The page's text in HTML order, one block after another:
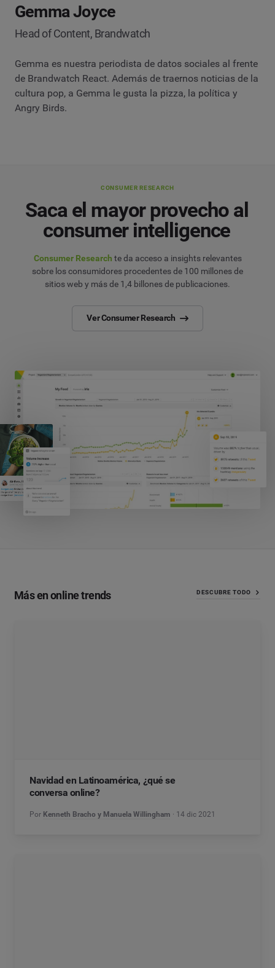
Gemma Joyce
Head of Content, Brandwatch
Gemma es nuestra periodista de datos sociales al frente
de Brandwatch React. Además de traernos noticias de la
cultura pop, a Gemma le gusta la pizza, la política y
Angry Birds.
CONSUMER RESEARCH
Saca el mayor provecho al
consumer intelligence
Consumer Research te da acceso a insights relevantes
sobre los consumidores procedentes de 100 millones de
sitios web y más de 1,4 billones de publicaciones.
Ver Consumer Research
Más en online trends DESCUBRE TODO
Navidad en Latinoamérica, ¿qué se
conversa online?
Por Kenneth Bracho y Manuela Willingham 14 dic 2021